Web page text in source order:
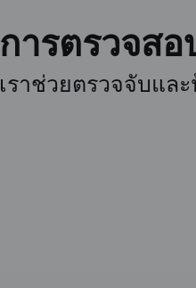
การตรวจส
เราช่วยตรวจจับแล